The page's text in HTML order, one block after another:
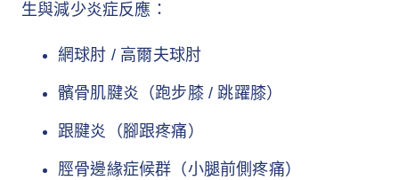
生與減少炎症反應：
網球肘 / 高爾夫球肘
髕骨肌腱炎（跑步膝 / 跳躍膝）
跟腱炎（腳跟疼痛）
脛骨邊緣症候群（小腿前側疼痛）